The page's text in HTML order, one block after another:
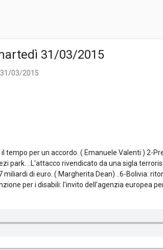
31/03/2015
03/2015
tempo per un accordo. ( Emanuele Valenti ) 2-
park. ..L'attacco rivendicato da una sigla
miliardi di euro. ( Margherita Dean) ..6-Bolivia:
per i disabili: l'invito dell'agenzia europea